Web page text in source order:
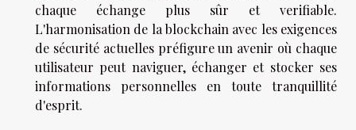
chaque échange plus sûr et verifiable.
L'harmonisation de la blockchain avec les exigences
de sécurité actuelles préfigure un avenir où chaque
utilisateur peut naviguer, échanger et stocker ses
informations personnelles en toute tranquillité
d'esprit.